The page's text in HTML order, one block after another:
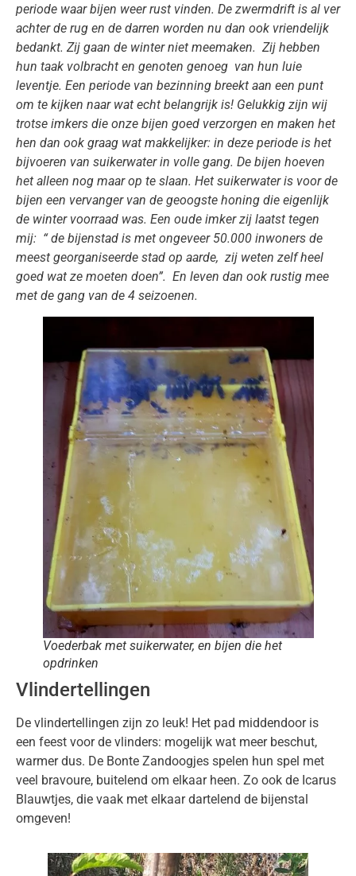
periode waar bijen weer rust vinden. De zwermdrift is al ver
achter de rug en de darren worden nu dan ook vriendelijk
bedankt. Zij gaan de winter niet meemaken. Zij hebben
hun taak volbracht en genoten genoeg van hun luie
leventje. Een periode van bezinning breekt aan een punt
om te kijken naar wat echt belangrijk is! Gelukkig zijn wij
trotse imkers die onze bijen goed verzorgen en maken het
hen dan ook graag wat makkelijker: in deze periode is het
bijvoeren van suikerwater in volle gang. De bijen hoeven
het alleen nog maar op te slaan. Het suikerwater is voor de
bijen een vervanger van de geoogste honing die eigenlijk
de winter voorraad was. Een oude imker zij laatst tegen
mij: “ de bijenstad is met ongeveer 50.000 inwoners de
meest georganiseerde stad op aarde, zij weten zelf heel
goed wat ze moeten doen”. En leven dan ook rustig mee
met de gang van de 4 seizoenen.
Voederbak met suikerwater, en bijen die het
opdrinken
Vlindertellingen
De vlindertellingen zijn zo leuk! Het pad middendoor is
een feest voor de vlinders: mogelijk wat meer beschut,
warmer dus. De Bonte Zandoogjes spelen hun spel met
veel bravoure, buitelend om elkaar heen. Zo ook de Icarus
Blauwtjes, die vaak met elkaar dartelend de bijenstal
omgeven!